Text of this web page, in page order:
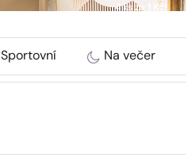
4 ks za 1 Kč!
Sportovní Na večer